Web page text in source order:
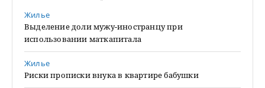
Жилье
Выделение доли мужу-иностранцу при
использовании маткапитала
Жилье
Риски прописки внука в квартире бабушки